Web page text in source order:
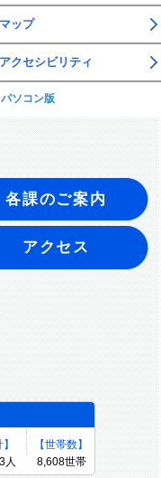
ップ
クセシビリティ
パソコン版
各課のご案内
アクセス